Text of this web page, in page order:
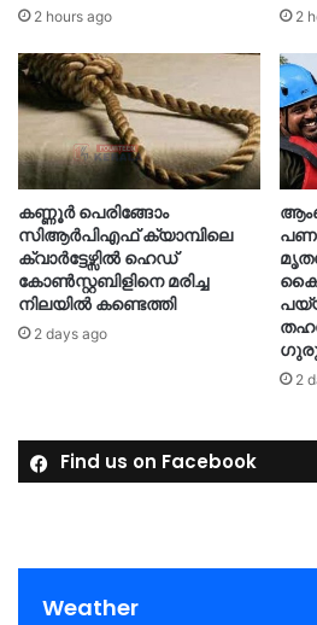
2 hours ago 2
കണ്ണൂർ പെരിങ്ങോം
സിആർപിഎഫ് ക്യാമ്പിലെ
ക്വാർട്ടേഴ്സിൽ ഹെഡ്
കോൺസ്റ്റബിളിനെ മരിച്ച
നിലയിൽ കണ്ടെത്തി
2 days ago
2
Find us on Facebook
Weather